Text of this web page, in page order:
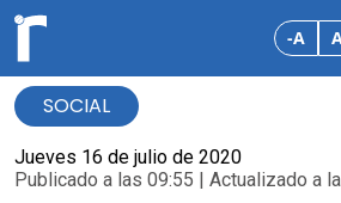
-A
SOCIAL
Jueves 16 de julio de 2020
Publicado a las 09:55 | Actualizado a